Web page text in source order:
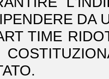
DA
TIME